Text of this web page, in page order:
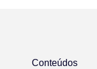
Conteúdos